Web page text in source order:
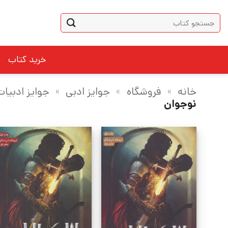
content
جستجو
برای:
خرید کتاب
خانه » فروشگاه » جوایز ادبی » جوایز
نوجوان